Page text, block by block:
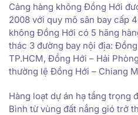
Cảng hàng không Đồng Hới
2008 với quy mô sân bay cấp
không Đồng Hới có 5 hãng
thác 3 đường bay nội địa:
TP.HCM, Đồng Hới – Hải
thường lệ Đồng Hới – Chiang
Hàng loạt dự án hạ tầng trọng
Bình từ vùng đất nắng gió trở